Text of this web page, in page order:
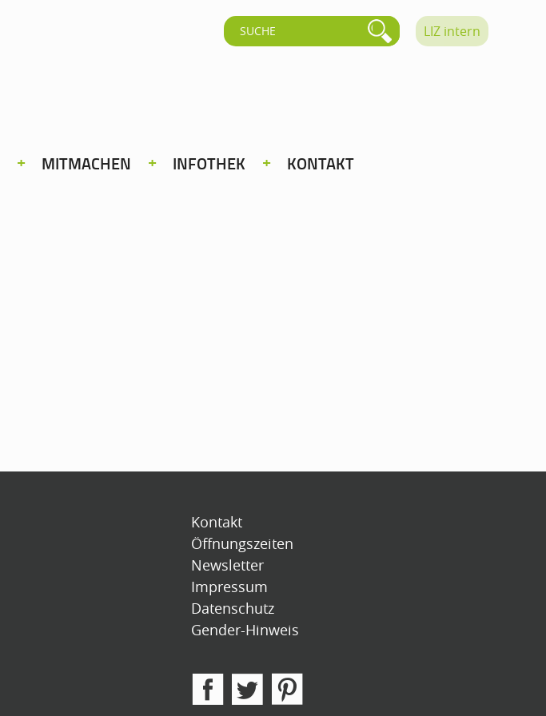
LIZ intern
MITMACHEN INFOTHEK KONTAKT
Kontakt
Öffnungszeiten
Newsletter
Impressum
Datenschutz
Gender-Hinweis